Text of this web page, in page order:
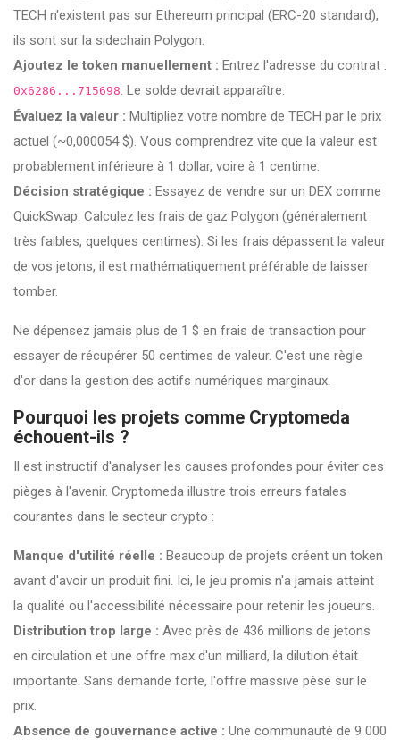
TECH n'existent pas sur Ethereum principal (ERC-20 standard),
ils sont sur la sidechain Polygon.
Ajoutez le token manuellement : Entrez l'adresse du contrat :
0x6286...715698. Le solde devrait apparaître.
Évaluez la valeur : Multipliez votre nombre de TECH par le prix
actuel (~0,000054 $). Vous comprendrez vite que la valeur est
probablement inférieure à 1 dollar, voire à 1 centime.
Décision stratégique : Essayez de vendre sur un DEX comme
QuickSwap. Calculez les frais de gaz Polygon (généralement
très faibles, quelques centimes). Si les frais dépassent la valeur
de vos jetons, il est mathématiquement préférable de laisser
tomber.
Ne dépensez jamais plus de 1 $ en frais de transaction pour
essayer de récupérer 50 centimes de valeur. C'est une règle
d'or dans la gestion des actifs numériques marginaux.
Pourquoi les projets comme Cryptomeda
échouent-ils ?
Il est instructif d'analyser les causes profondes pour éviter ces
pièges à l'avenir. Cryptomeda illustre trois erreurs fatales
courantes dans le secteur crypto :
Manque d'utilité réelle : Beaucoup de projets créent un token
avant d'avoir un produit fini. Ici, le jeu promis n'a jamais atteint
la qualité ou l'accessibilité nécessaire pour retenir les joueurs.
Distribution trop large : Avec près de 436 millions de jetons
en circulation et une offre max d'un milliard, la dilution était
importante. Sans demande forte, l'offre massive pèse sur le
prix.
Absence de gouvernance active : Une communauté de 9 000